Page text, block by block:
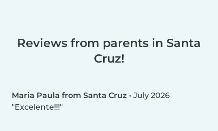
Reviews from parents in Santa
Cruz!
Maria Paula from Santa Cruz • July 2026
Excelente!!!